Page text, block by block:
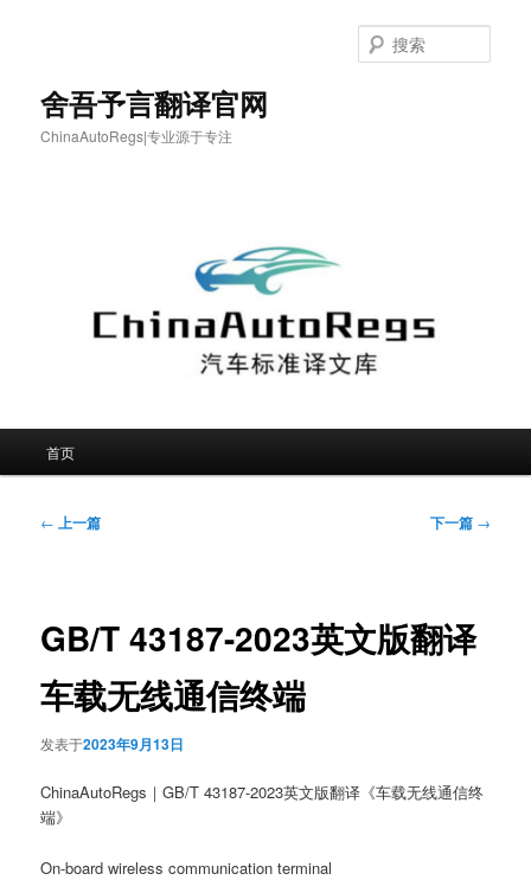
舍吾予言翻译官网
ChinaAutoRegs|专业源于专注
索
首页
文
← 上一篇 下一篇 →
GB/T 43187-2023英文版翻译
车载无线通信终端
发表于2023年9月13日
ChinaAutoRegs｜GB/T 43187-2023英文版翻译《车载无线通信终
端》
On-board wireless communication terminal